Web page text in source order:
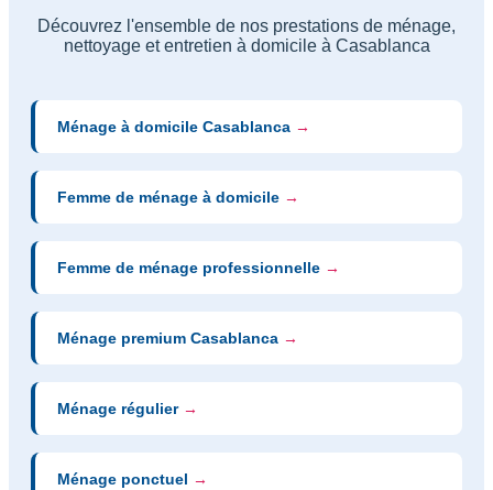
Découvrez l'ensemble de nos prestations de ménage,
nettoyage et entretien à domicile à Casablanca
Ménage à domicile Casablanca →
Femme de ménage à domicile →
Femme de ménage professionnelle →
Ménage premium Casablanca →
Ménage régulier →
Ménage ponctuel →